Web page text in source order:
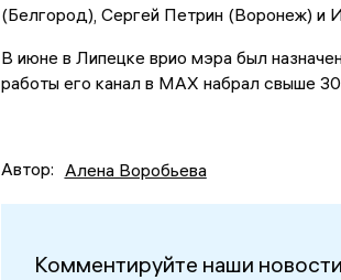
(Белгород), Сергей Петрин (Воронеж) и
В июне в Липецке врио мэра был
работы его канал в MAX набрал свыше
Автор: Алена Воробьева
Комментируйте наши